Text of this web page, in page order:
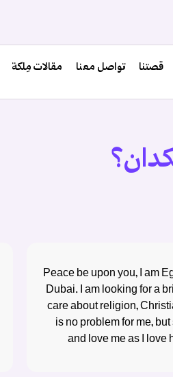
قصتنا تواصل معنا مقالات مِلكة
Peace be upon you, I am
Dubai. I am looking for a
care about religion,
is no problem for me,
and love me as I love